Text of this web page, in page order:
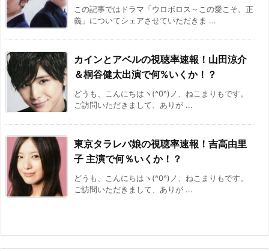
この記事ではドラマ「ウロボロス～この愛こそ、正
義」についてシェアさせていただきま ...
カインとアベルの視聴率速報！山田涼介
＆桐谷健太出演で何%いくか！？
どうも、こんにちはヽ(^0^)ノ、ねこまりもです。
ご訪問いただきまして、ありが ...
東京タラレバ娘の視聴率速報！吉高由里
子 主演で何％いくか！？
どうも、こんにちはヽ(^0^)ノ、ねこまりもです。
ご訪問いただきまして、ありが ...